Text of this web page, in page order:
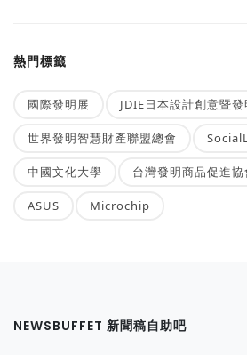
熱門標籤
國際發明展 JDIE日本設計創意暨發
世界發明智慧財產聯盟總會
中國文化大學 台灣發明商品促進協
ASUS Microchip
NEWSBUFFET 新聞稿自助吧